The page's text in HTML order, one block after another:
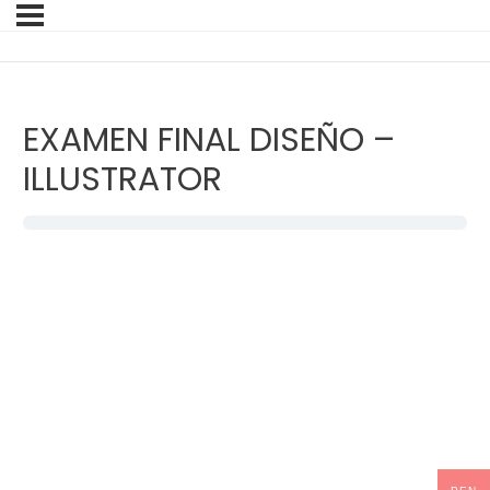
EXAMEN FINAL DISEÑO –
ILLUSTRATOR